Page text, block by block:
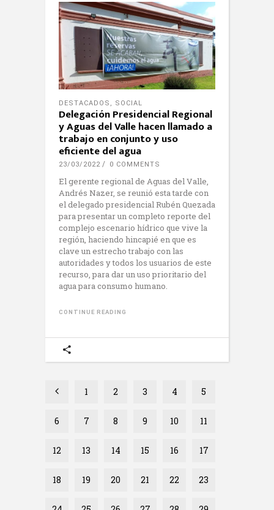
DESTACADOS SOCIAL
Delegación Presidencial Regional
y Aguas del Valle hacen llamado a
trabajo en conjunto y uso
eficiente del agua
23/03/2022 0 COMMENTS
El gerente regional de Aguas del Valle,
Andrés Nazer, se reunió esta tarde con
el delegado presidencial Rubén Quezada
para presentar un completo reporte del
complejo escenario hídrico que vive la
región, haciendo hincapié en que es
clave un estrecho trabajo con las
autoridades y todos los usuarios de este
recurso, para dar un uso prioritario del
agua para consumo humano.
CONTINUE READING
1 2 3 4 5
6 7 8 9 10 11
12 13 14 15 16 17
18 19 20 21 22 23